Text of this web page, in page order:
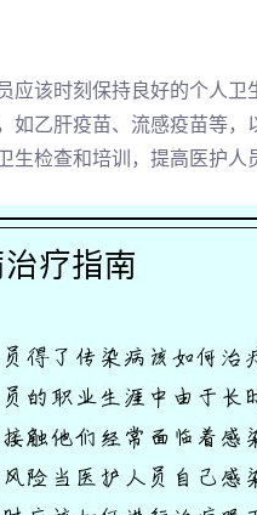
应该时刻保持良好的个人
如乙肝疫苗、流感疫苗等
检查和培训，提高医护人